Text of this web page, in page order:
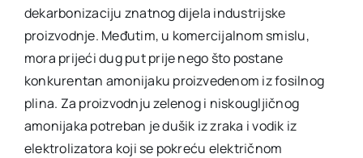
dekarbonizaciju znatnog dijela industrijske
proizvodnje. Međutim, u komercijalnom smislu,
mora prijeći dug put prije nego što postane
konkurentan amonijaku proizvedenom iz fosilnog
plina. Za proizvodnju zelenog i niskougljičnog
amonijaka potreban je dušik iz zraka i vodik iz
elektrolizatora koji se pokreću električnom